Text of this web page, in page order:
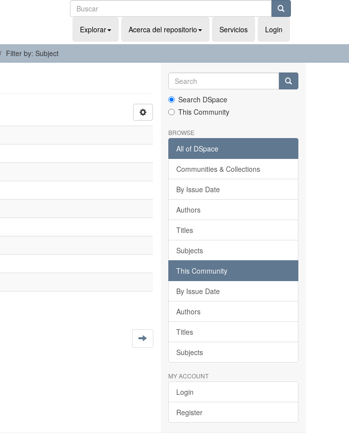
Explorar Acerca del repositorio Servicios Login
Filter by: Subject
Search DSpace
This Community
BROWSE
All of DSpace
Communities & Collections
By Issue Date
Authors
Titles
Subjects
This Community
By Issue Date
Authors
Titles
Subjects
MY ACCOUNT
Login
Register